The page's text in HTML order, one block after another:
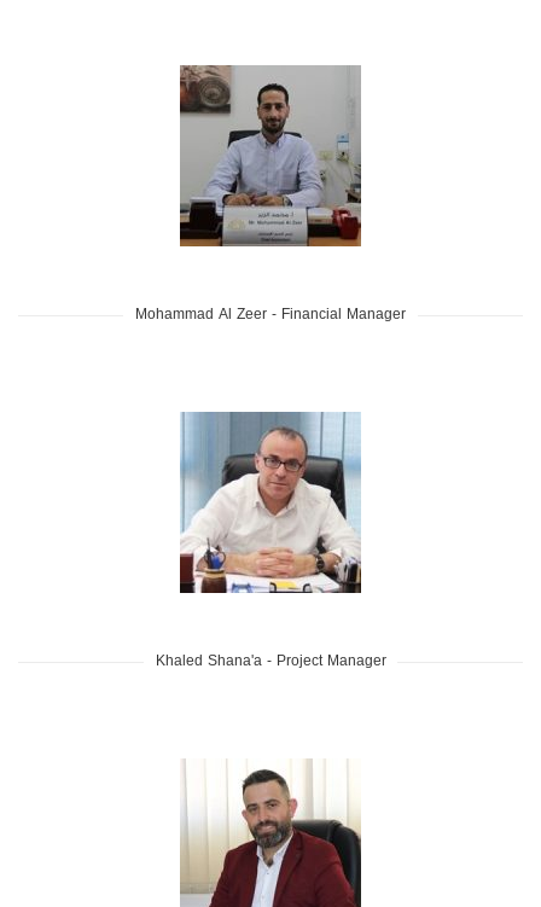
Mohammad Al Zeer - Financial Manager
Khaled Shana'a - Project Manager